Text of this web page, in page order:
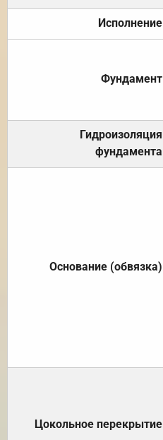
Исполнение
Фундамент
Гидроизоляция
фундамента
Основание (обвязка)
Цокольное перекрытие